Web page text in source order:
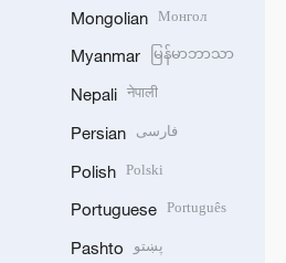
Mongolian Монгол
Myanmar မြန်မာဘာသာ
Nepali नेपाली
Persian فارسی
Polish Polski
Portuguese Português
Pashto پښتو